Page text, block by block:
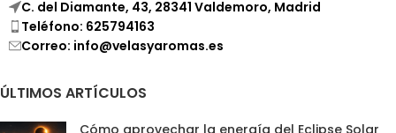
C. del Diamante, 43, 28341 Valdemoro, Madrid
Teléfono: 625794163
Correo: info@velasyaromas.es
ÚLTIMOS ARTÍCULOS
Cómo aprovechar la energía del Eclipse Solar